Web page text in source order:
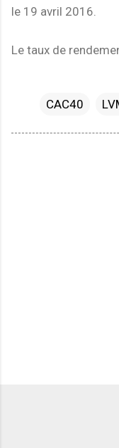
le 19 avril 2016.
Le taux de
CAC40